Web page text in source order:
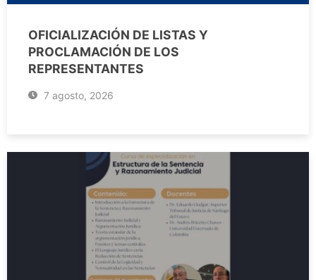
OFICIALIZACIÓN DE LISTAS Y
PROCLAMACIÓN DE LOS
REPRESENTANTES
7 agosto, 2026